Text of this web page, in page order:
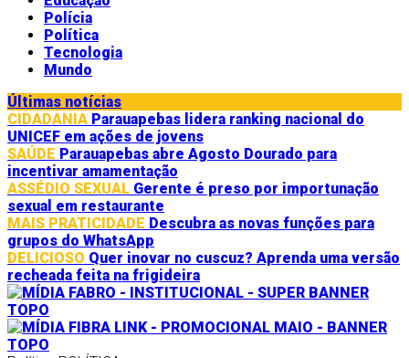
Polícia
Política
Tecnologia
Mundo
Últimas notícias
CIDADANIA Parauapebas lidera ranking nacional do
UNICEF em ações de jovens
SAÚDE Parauapebas abre Agosto Dourado para
incentivar amamentação
ASSÉDIO SEXUAL Gerente é preso por importunação
sexual em restaurante
MAIS PRATICIDADE Descubra as novas funções para
grupos do WhatsApp
DELICIOSO Quer inovar no cuscuz? Aprenda uma versão
recheada feita na frigideira